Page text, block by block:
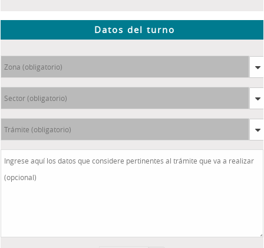
Datos del turno